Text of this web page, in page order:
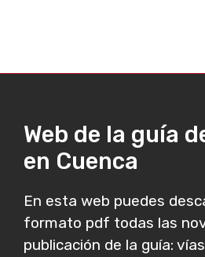
Web de la guía
en Cuenca
En esta web puedes
formato pdf todas las
publicación de la guía: